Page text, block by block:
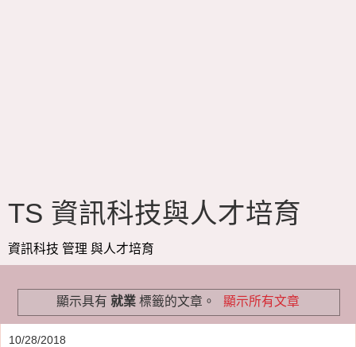
TS 資訊科技與人才培育
資訊科技 管理 與人才培育
顯示具有 就業標籤的文章。 顯示所有文章
10/28/2018